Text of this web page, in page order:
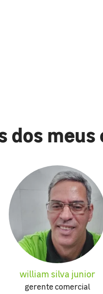
dos meus
william silva junior
gerente comercial